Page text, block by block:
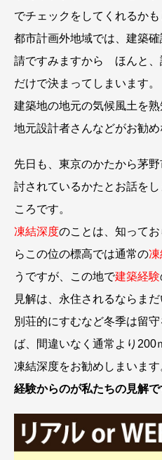
でチェックをしてくれるかも
都市計画外地域では、建築
請ですみますから ほんと、
だけで決まってしまいます。
建築地の地元の気候風土を熟
地元設計者さんなどがお勧め
先日も、東京のかたから茅
討されているかたとお話を
ころです。
凍結深度のことは、知って
らこの位の標高では通常の凍
うですが、この地で建築経験
見解は、永住されるならま
別荘的にすむなど冬季は留
ば、間違いなく通常より200
凍結深度をお勧めしまいます
経験からのが私たちの見解で